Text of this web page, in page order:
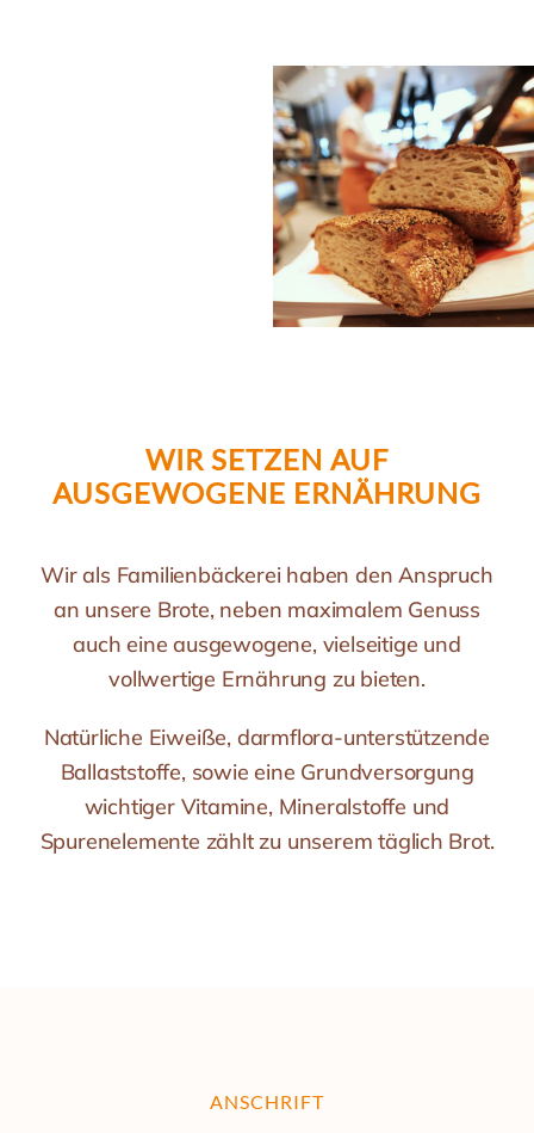
WIR SETZEN AUF
AUSGEWOGENE ERNÄHRUNG
Wir als Familienbäckerei haben den Anspruch
an unsere Brote, neben maximalem Genuss
auch eine ausgewogene, vielseitige und
vollwertige Ernährung zu bieten.
Natürliche Eiweiße, darmflora-unterstützende
Ballaststoffe, sowie eine Grundversorgung
wichtiger Vitamine, Mineralstoffe und
Spurenelemente zählt zu unserem täglich Brot.
ANSCHRIFT